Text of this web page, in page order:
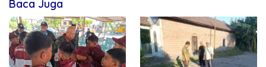
Baca Juga